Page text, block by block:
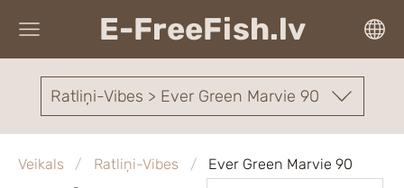
E-FreeFish.lv
Ratliņi-Vibes > Ever Green Marvie 90
Veikals Ratliņi-Vibes Ever Green Marvie 90